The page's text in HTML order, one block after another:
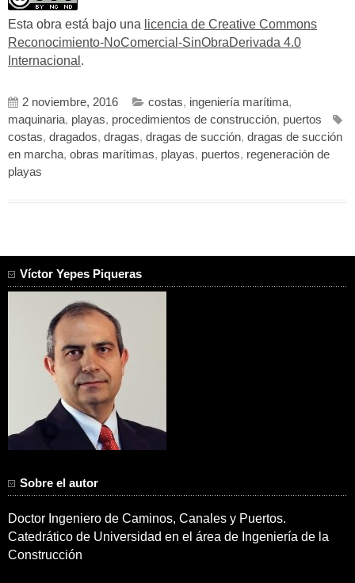
Esta obra está bajo una licencia de Creative Commons
Reconocimiento-NoComercial-SinObraDerivada 4.0
Internacional .
2 noviembre, 2016 costas, ingeniería marítima,
maquinaria, playas, procedimientos de construcción, puertos
costas, dragados, dragas, dragas de succión, dragas de succión
en marcha, obras marítimas, playas, puertos, regeneración de
playas
Víctor Yepes Piqueras
Sobre el autor
Doctor Ingeniero de Caminos, Canales y Puertos.
Catedrático de Universidad en el área de Ingeniería de la
Construcción